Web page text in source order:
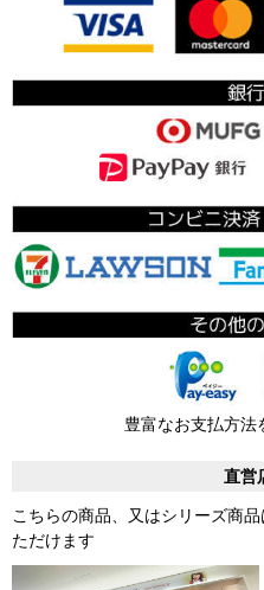
豊富なお支払方法
直営
こちらの商品、又はシリーズ商
ただけます